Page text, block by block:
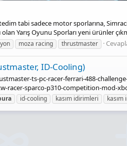
tabi sadece motor sporlarına,
Yarış Oyunu Sporları yeni ürünler
moza racing thrustmaster
ID-Cooling)
ts-pc-racer-ferrari-488-
sparco-p310-competition-mod-
id-cooling kasım idirimleri kasım